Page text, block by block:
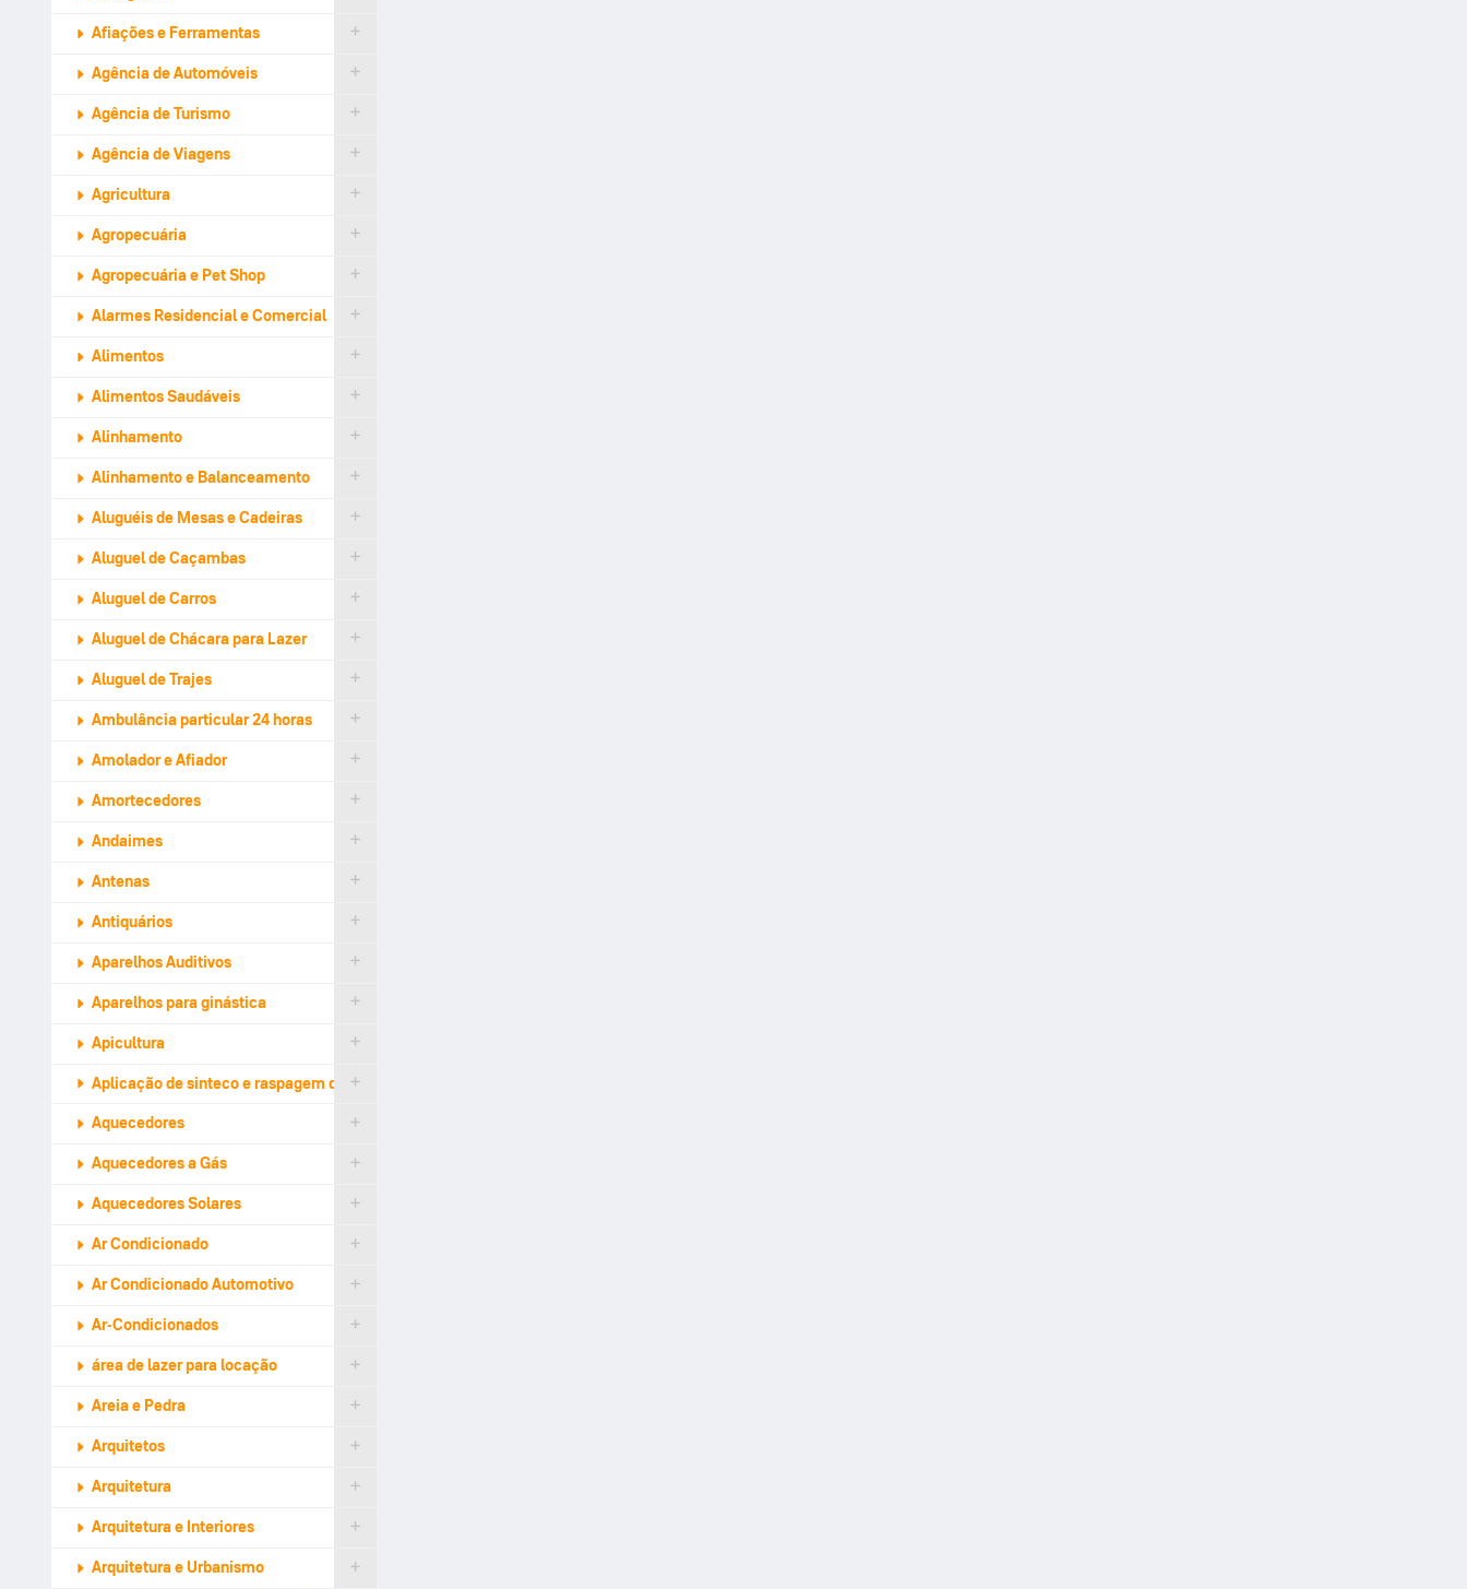
Afiações e Ferramentas
Agência de Automóveis
Agência de Turismo
Agência de Viagens
Agricultura
Agropecuária
Agropecuária e Pet Shop
Alarmes Residencial e Comercial
Alimentos
Alimentos Saudáveis
Alinhamento
Alinhamento e Balanceamento
Aluguéis de Mesas e Cadeiras
Aluguel de Caçambas
Aluguel de Carros
Aluguel de Chácara para Lazer
Aluguel de Trajes
Ambulância particular 24 horas
Amolador e Afiador
Amortecedores
Andaimes
Antenas
Antiquários
Aparelhos Auditivos
Aparelhos para ginástica
Apicultura
Aplicação de sinteco e raspagem de tacos
Aquecedores
Aquecedores a Gás
Aquecedores Solares
Ar Condicionado
Ar Condicionado Automotivo
Ar-Condicionados
área de lazer para locação
Areia e Pedra
Arquitetos
Arquitetura
Arquitetura e Interiores
Arquitetura e Urbanismo